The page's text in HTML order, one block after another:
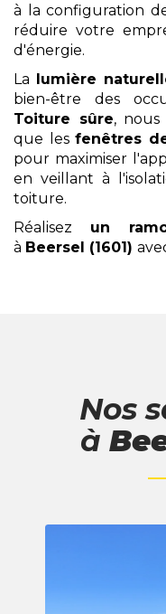
à la configuration
réduire votre
d'énergie.
La lumière
bien-être des
Toiture sûre, nous
que lesfenêtres
pour maximiser
en veillant à
toiture.
Réalisez un
à Beersel (1601)
Nos
à